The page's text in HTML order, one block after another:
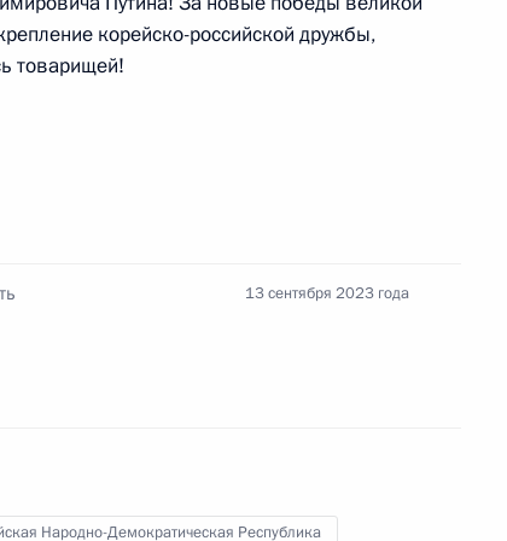
Лукашенко
Василием Орловым
корейско-российской дружбы,
товарищей!
13 сентября 2023 года
Народно-Демократическая Республика